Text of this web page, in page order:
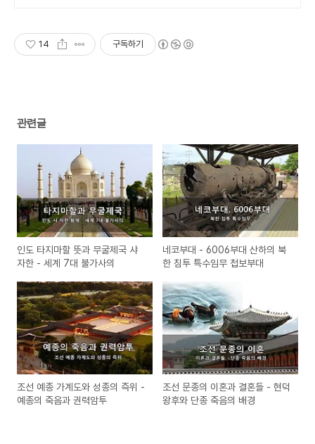
14 구독하기
관련글
인도 타지마할 뜻과 무굴제국 샤
자한 - 세계 7대 불가사의
네코부대 - 6006부대 산하의 북
한 침투 특수임무 첩보부대
조선 예종 가계도와 성종의 즉위 -
예종의 죽음과 권력암투
조선 문종의 이혼과 결혼들 - 현덕
왕후와 단종 죽음의 배경